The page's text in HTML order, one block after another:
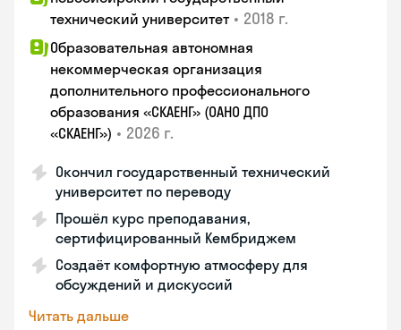
технический университет • 2018 г.
Образовательная автономная
некоммерческая организация
дополнительного профессионального
образования «СКАЕНГ» (ОАНО ДПО
«СКАЕНГ») • 2026 г.
Окончил государственный технический
университет по переводу
Прошёл курс преподавания,
сертифицированный Кембриджем
Создаёт комфортную атмосферу для
обсуждений и дискуссий
Читать дальше